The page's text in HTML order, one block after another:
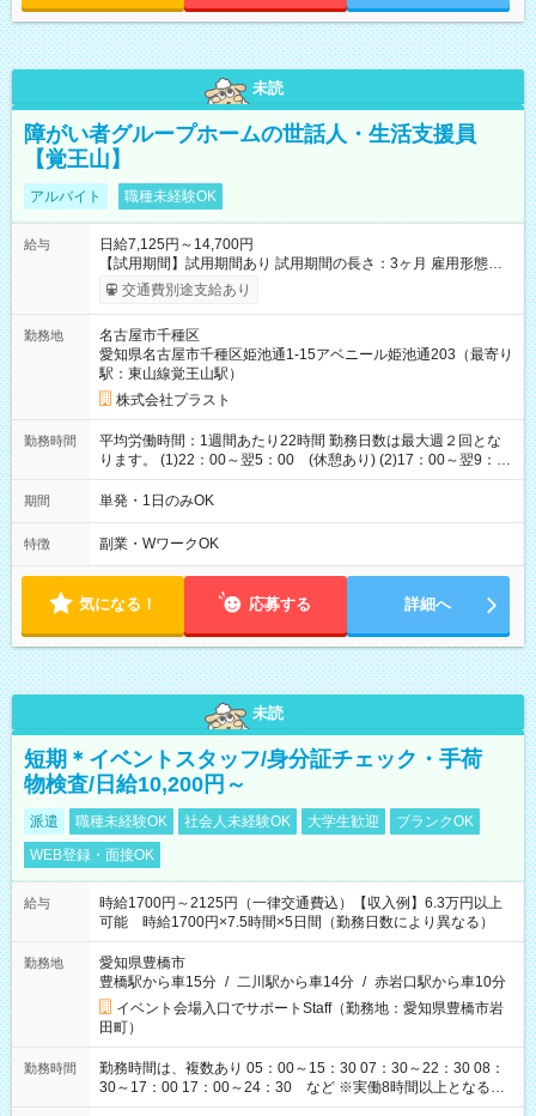
未読
障がい者グループホームの世話人・生活支援員
【覚王山】
アルバイト 職種未経験OK
給与
日給7,125円～14,700円
【試用期間】試用期間あり 試用期間の長さ：3ヶ月 雇用形態、
給与は本採用時と同じです。
交通費別途支給あり
勤務地
名古屋市千種区
愛知県名古屋市千種区姫池通1-15アベニール姫池通203（最寄り
駅：東山線覚王山駅）
株式会社プラスト
勤務時間
平均労働時間：1週間あたり22時間 勤務日数は最大週２回とな
ります。 (1)22：00～翌5：00 (休憩あり) (2)17：00～翌9：
00 (休憩あり) ３６協定提出済 平均労働時間：1週間あたり22
時間 勤務日数は最大週２回となります。 (1)22：00～翌5：00
期間 単発・1日のみOK
特徴 副業・WワークOK
気になる！ 応募する 詳細へ
未読
短期＊イベントスタッフ/身分証チェック・手荷
物検査/日給10,200円～
派遣 職種未経験OK 社会人未経験OK 大学生歓迎
ブランクOK
WEB登録・面接OK
給与
時給1700円～2125円（一律交通費込）【収入例】6.3万円以上
可能 時給1700円×7.5時間×5日間（勤務日数により異なる）
勤務地
愛知県豊橋市
豊橋駅から車15分 / 二川駅から車14分 / 赤岩口駅から車10分
イベント会場入口でサポートStaff（勤務地：愛知県豊橋市岩
田町）
勤務時間
勤務時間は、複数あり 05：00～15：30 07：30～22：30 08：
30～17：00 17：00～24：30 など ※実働8時間以上となる勤
務もあります。 【休憩】60分+他休憩あり 交替で取得します。